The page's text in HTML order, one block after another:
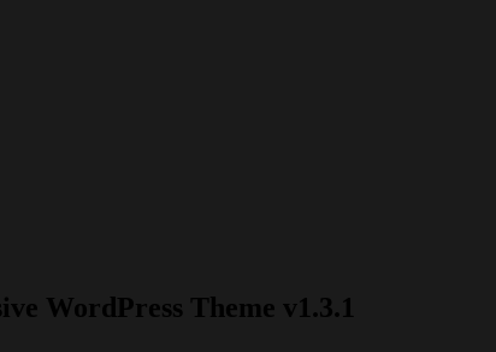
WordPress Theme v1.3.1